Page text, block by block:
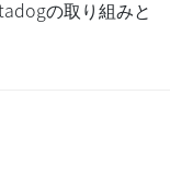
の取り組みと